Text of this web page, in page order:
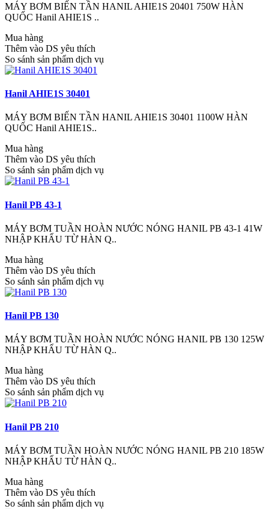
MÁY BƠM BIẾN TẦN HANIL AHIE1S 20401 750W HÀN
QUỐC Hanil AHIE1S ..
Mua hàng
Thêm vào DS yêu thích
So sánh sản phẩm dịch vụ
Hanil AHIE1S 30401
MÁY BƠM BIẾN TẦN HANIL AHIE1S 30401 1100W HÀN
QUỐC Hanil AHIE1S..
Mua hàng
Thêm vào DS yêu thích
So sánh sản phẩm dịch vụ
Hanil PB 43-1
MÁY BƠM TUẦN HOÀN NƯỚC NÓNG HANIL PB 43-1 41W
NHẬP KHẨU TỪ HÀN Q..
Mua hàng
Thêm vào DS yêu thích
So sánh sản phẩm dịch vụ
Hanil PB 130
MÁY BƠM TUẦN HOÀN NƯỚC NÓNG HANIL PB 130 125W
NHẬP KHẨU TỪ HÀN Q..
Mua hàng
Thêm vào DS yêu thích
So sánh sản phẩm dịch vụ
Hanil PB 210
MÁY BƠM TUẦN HOÀN NƯỚC NÓNG HANIL PB 210 185W
NHẬP KHẨU TỪ HÀN Q..
Mua hàng
Thêm vào DS yêu thích
So sánh sản phẩm dịch vụ